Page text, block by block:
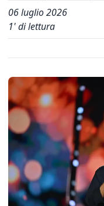
06 luglio 2026
1' di lettura